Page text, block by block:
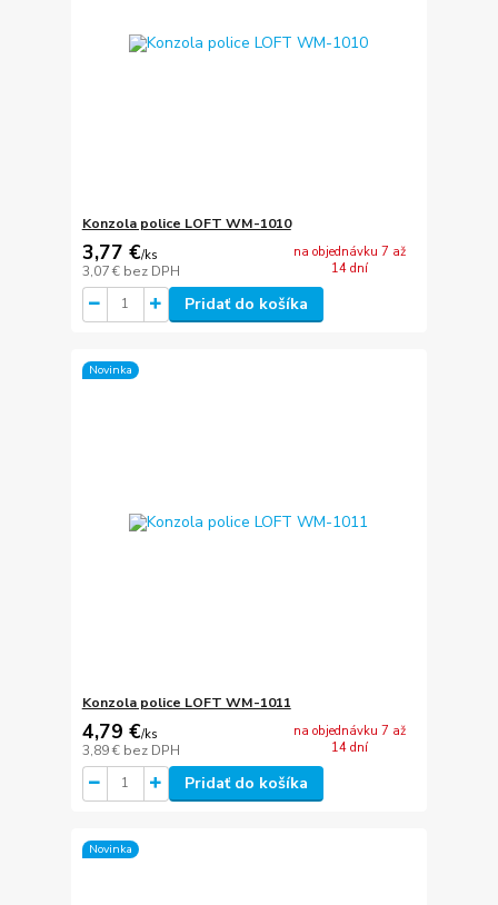
Konzola police LOFT WM-1010
3,77 €/ks
3,07 € bez DPH
na objednávku 7 až
14 dní
Pridať do košíka
Novinka
Konzola police LOFT WM-1011
4,79 €/ks
3,89 € bez DPH
na objednávku 7 až
14 dní
Pridať do košíka
Novinka